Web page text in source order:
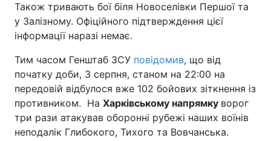
Відео з Youtube Статті
Думки
Архів Вакансії
Контакти
Послуги
Також тривають бої біля Новоселівки Першої та
у Залізному. Офіційного підтверждення цієї
інформації наразі немає.
Тим часом Генштаб ЗСУ повідомив, що від
початку доби, 3 серпня, станом на 22:00 на
передовій відбулося вже 102 бойових зіткнення із
противником. На Харківському напрямку ворог
три рази атакував оборонні рубежі наших воїнів
неподалік Глибокого, Тихого та Вовчанська.